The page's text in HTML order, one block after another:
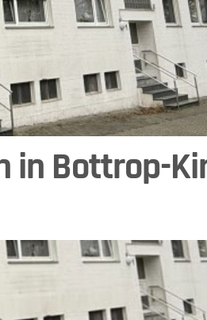
in Bottrop-